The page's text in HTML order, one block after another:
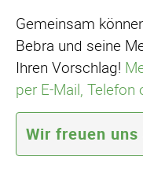
Gemeinsam
Bebra und seine
Ihren Vorschlag!
per E-Mail,
Wir freuen